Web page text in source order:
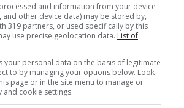
e stop a tasse
and information from your device
other device data) may be stored by,
319 partners, or used specifically by this
use precise geolocation data. List of
your personal data on the basis of legitimate
to by managing your options below. Look
page or in the site menu to manage or
and cookie settings.